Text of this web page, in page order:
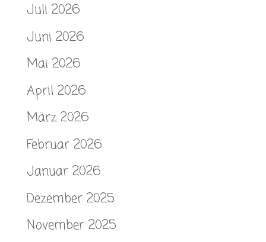
Juli 2026
Juni 2026
Mai 2026
April 2026
März 2026
Februar 2026
Januar 2026
Dezember 2025
November 2025